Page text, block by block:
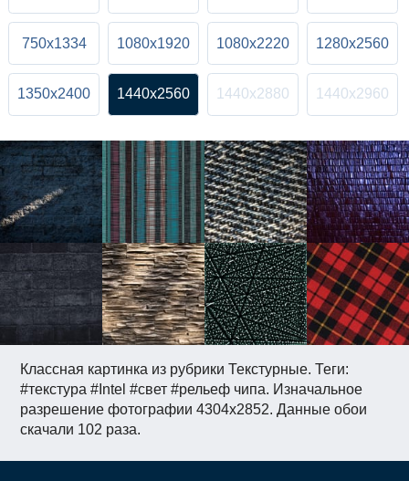
Классная картинка из рубрики Текстурные. Теги:
#текстура #Intel #свет #рельеф чипа. Изначальное
разрешение фотографии 4304x2852. Данные обои
скачали 102 раза.
750x1334 1080x1920 1080x2220 1280x2560
1350x2400 1440x2560 1440x2880 1440x2960